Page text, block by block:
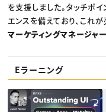
を支援しました。タッチポ
エンスを備えており、これ
マーケティングマネージャー
Eラーニング